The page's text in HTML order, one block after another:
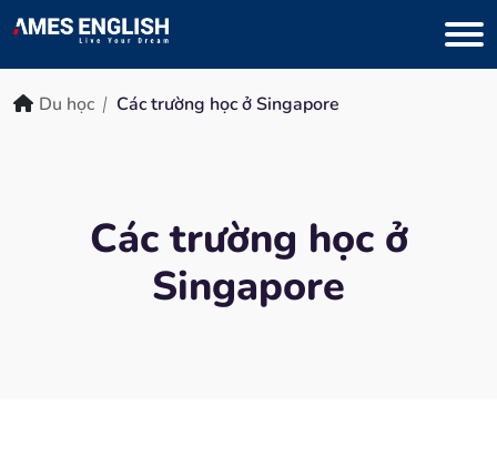
Du học Các trường học ở Singapore
Các trường học ở
Singapore